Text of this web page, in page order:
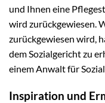
und Ihnen eine
wird zurückgewiesen.
zurückgewiesen wird,
dem Sozialgericht zu
einem Anwalt für
Inspiration und